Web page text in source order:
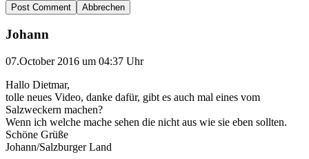
Abbrechen
Johann
07.October 2016 um 04:37 Uhr
Hallo Dietmar,
tolle neues Video, danke dafür, gibt es auch mal eines vom
Salzweckern machen?
Wenn ich welche mache sehen die nicht aus wie sie eben sollten.
Schöne Grüße
Johann/Salzburger Land